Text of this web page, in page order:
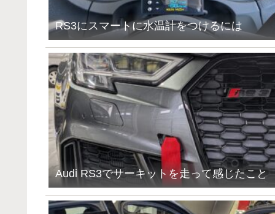
RS3にスマートに水温計をつけるには
Audi RS3でサーキットを走って感じたこと